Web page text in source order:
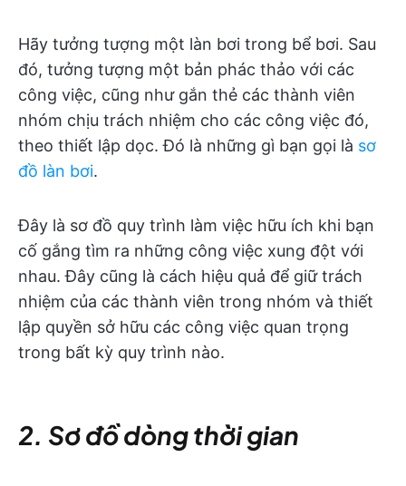
Hãy tưởng tượng một làn bơi trong bể bơi. Sau
đó, tưởng tượng một bản phác thảo với các
công việc, cũng như gắn thẻ các thành viên
nhóm chịu trách nhiệm cho các công việc đó,
theo thiết lập dọc. Đó là những gì bạn gọi là sơ
đồ làn bơi.
Đây là sơ đồ quy trình làm việc hữu ích khi bạn
cố gắng tìm ra những công việc xung đột với
nhau. Đây cũng là cách hiệu quả để giữ trách
nhiệm của các thành viên trong nhóm và thiết
lập quyền sở hữu các công việc quan trọng
trong bất kỳ quy trình nào.
2. Sơ đồ dòng thời gian